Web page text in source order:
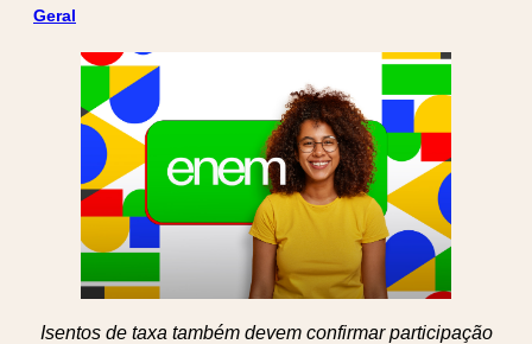
Geral
Isentos de taxa também devem confirmar participação